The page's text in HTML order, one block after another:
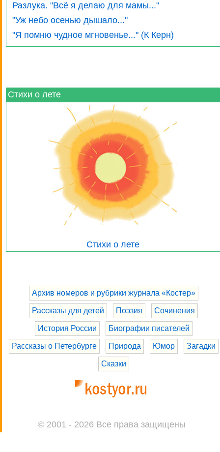
Разлука. "Всё я делаю для мамы..."
"Уж небо осенью дышало..."
"Я помню чудное мгновенье..." (К Керн)
Стихи о лете
Стихи о лете
Архив номеров и рубрики журнала «Костер»
Рассказы для детей Поэзия Сочинения
История России Биографии писателей
Рассказы о Петербурге Природа Юмор Загадки
Сказки
© 2001 - 2026 Все права защищены